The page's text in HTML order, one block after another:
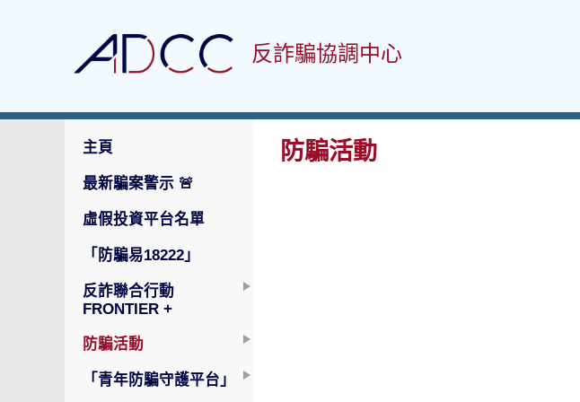
反詐騙協調中心
主頁
最新騙案警示 🚨
虛假投資平台名單
「防騙易18222」
反詐聯合行動
FRONTIER +
防騙活動
「青年防騙守護平台」
防騙活動